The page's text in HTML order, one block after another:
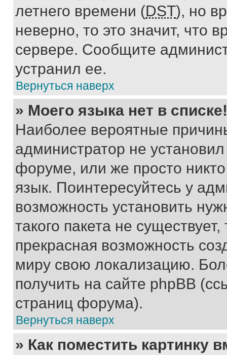
летнего времени (DST), но
неверно, то это значит, что
сервере. Сообщите
устранил ее.
Вернуться наверх
» Моего языка нет в списке!
Наиболее вероятные
администратор не
форуме, или же просто
язык. Поинтересуйтесь у
возможность установить
такого пакета не
прекрасная возможность
миру свою локализацию.
получить на сайте phpBB
страниц форума).
Вернуться наверх
» Как поместить картинку